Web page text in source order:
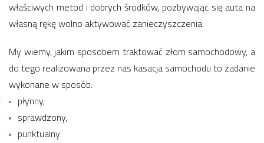
właściwych metod i dobrych środków, pozbywając się auta na
własną rękę wolno aktywować zanieczyszczenia.
My wiemy, jakim sposobem traktować złom samochodowy, a
do tego realizowana przez nas kasacja samochodu to zadanie
wykonane w sposób:
płynny,
sprawdzony,
punktualny.